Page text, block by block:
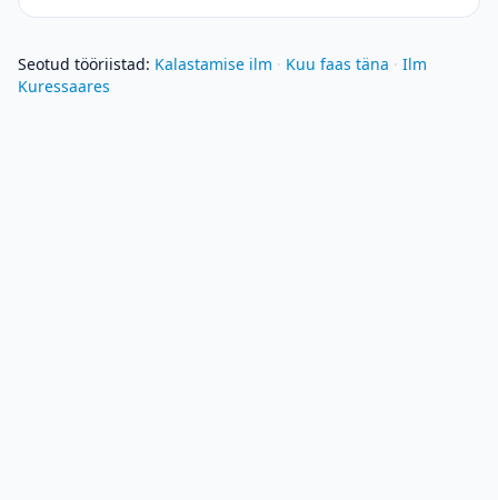
Seotud tööriistad: Kalastamise ilm · Kuu faas täna · Ilm
Kuressaares